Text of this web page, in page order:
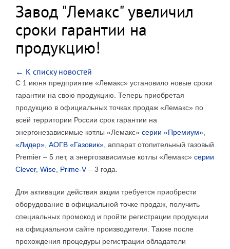
Завод "Лемакс" увеличил
сроки гарантии на
продукцию!
← К списку новостей
С 1 июня предприятие «Лемакс» установило новые сроки
гарантии на свою продукцию. Теперь приобретая
продукцию в официальных точках продаж «Лемакс» по
всей территории России срок гарантии на
энергонезависимые котлы «Лемакс» серии «Премиум»
«Лидер» АОГВ «Газовик» , аппарат отопительный газовый
Premier – 5 лет, а энергозависимые котлы «Лемакс» серии
Clever, Wise Prime-V– 3 года.
Для активации действия акции требуется приобрести
оборудование в официальной точке продаж, получить
специальных промокод и пройти регистрации продукции
на официальном сайте производителя. Также после
прохождения процедуры регистрации обладатели